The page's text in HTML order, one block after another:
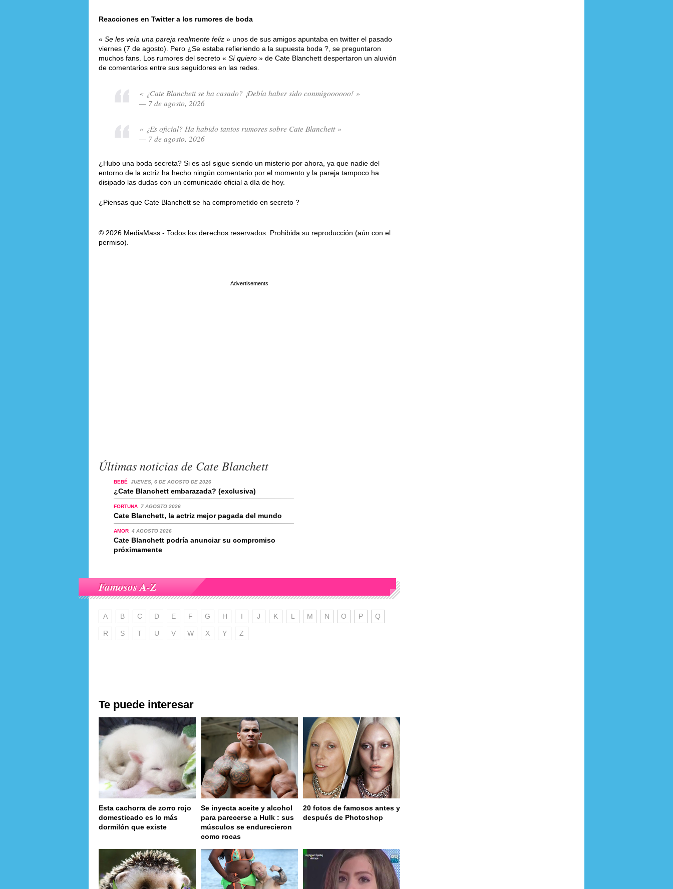
Reacciones en Twitter a los rumores de boda
« Se les veía una pareja realmente feliz » unos de sus amigos apuntaba en twitter el pasado
viernes (7 de agosto). Pero ¿Se estaba refieriendo a la supuesta boda ?, se preguntaron
muchos fans. Los rumores del secreto « Sí quiero » de Cate Blanchett despertaron un aluvión
de comentarios entre sus seguidores en las redes.
« ¿Cate Blanchett se ha casado? ¡Debía haber sido conmigoooooo! »
— 7 de agosto, 2026
« ¿Es oficial? Ha habido tantos rumores sobre Cate Blanchett »
— 7 de agosto, 2026
¿Hubo una boda secreta? Si es así sigue siendo un misterio por ahora, ya que nadie del
entorno de la actriz ha hecho ningún comentario por el momento y la pareja tampoco ha
disipado las dudas con un comunicado oficial a día de hoy.
¿Piensas que Cate Blanchett se ha comprometido en secreto ?
© 2026 MediaMass - Todos los derechos reservados. Prohibida su reproducción (aún con el
permiso).
Últimas noticias de Cate Blanchett
BEBÉ JUEVES, 6 DE AGOSTO DE 2026
¿Cate Blanchett embarazada? (exclusiva)
FORTUNA 7 AGOSTO 2026
Cate Blanchett, la actriz mejor pagada del mundo
AMOR 4 AGOSTO 2026
Cate Blanchett podría anunciar su compromiso
próximamente
Famosos A-Z
A B C D E F G H I J K L M N O P Q
R S T U V W X Y Z
Te puede interesar
Esta cachorra de zorro rojo
domesticado es lo más
dormilón que existe
Se inyecta aceite y alcohol
para parecerse a Hulk : sus
músculos se endurecieron
como rocas
20 fotos de famosos antes y
después de Photoshop